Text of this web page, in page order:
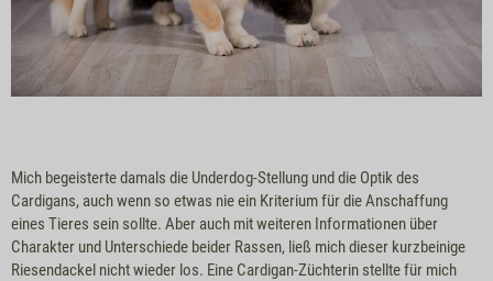
Mich begeisterte damals die Underdog-Stellung und die Optik des
Cardigans, auch wenn so etwas nie ein Kriterium für die Anschaffung
eines Tieres sein sollte. Aber auch mit weiteren Informationen über
Charakter und Unterschiede beider Rassen, ließ mich dieser kurzbeinige
Riesendackel nicht wieder los. Eine Cardigan-Züchterin stellte für mich